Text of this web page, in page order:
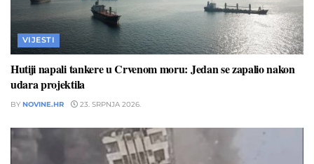
VIJESTI
Hutiji napali tankere u Crvenom moru: Jedan se zapalio nakon
udara projektila
BY NOVINE.HR 23. SRPNJA 2026.